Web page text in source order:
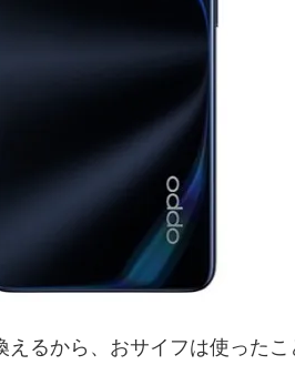
るから、おサイフは使ったこ